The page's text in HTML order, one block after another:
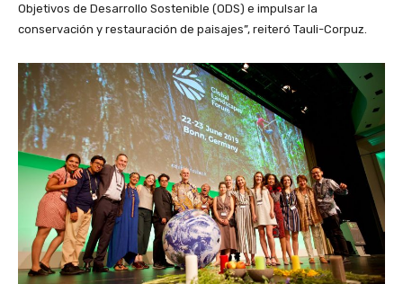
Objetivos de Desarrollo Sostenible (ODS) e impulsar la
conservación y restauración de paisajes”, reiteró Tauli-Corpuz.